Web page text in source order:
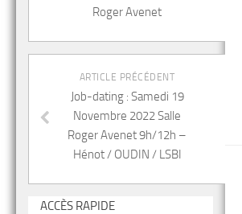
Roger Avenet
ARTICLE PRÉCÉDENT
Job-dating : Samedi 19
Novembre 2022 Salle
Roger Avenet 9h/12h –
Hénot / OUDIN / LSBI
ACCÈS RAPIDE